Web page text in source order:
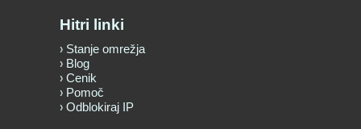
Hitri linki
Stanje omrežja
Blog
Cenik
Pomoč
Odblokiraj IP